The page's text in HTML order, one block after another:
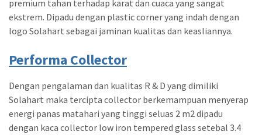
premium tahan terhadap karat dan cuaca yang sangat
ekstrem. Dipadu dengan plastic corner yang indah dengan
logo Solahart sebagai jaminan kualitas dan keasliannya.
Performa Collector
Dengan pengalaman dan kualitas R & D yang dimiliki
Solahart maka tercipta collector berkemampuan menyerap
energi panas matahari yang tinggi seluas 2 m2 dipadu
dengan kaca collector low iron tempered glass setebal 3.4